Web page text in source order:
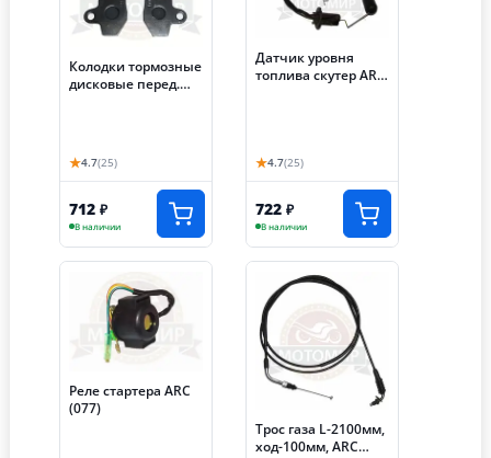
Колодки тормозные
дисковые перед.
★4.7(25)
712 ₽
В наличии
Датчик уровня
топлива скутер ARC
★4.7(25)
722 ₽
В наличии
Реле стартера ARC
(077)
Трос газа L-2100мм,
ход-100мм, ARC